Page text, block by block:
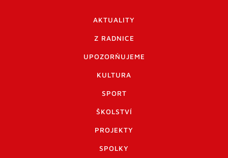
AKTUALITY
Z RADNICE
UPOZORŇUJEME
KULTURA
SPORT
ŠKOLSTVÍ
PROJEKTY
SPOLKY